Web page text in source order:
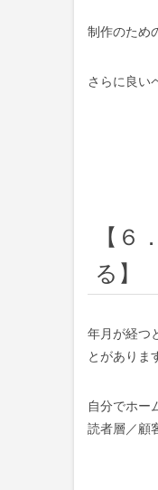
制作のため
さらに良い
【
る】
年月が経つ
とがありま
自分でホー
読者層／顧